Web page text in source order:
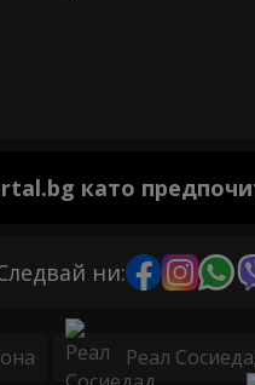
като
ни:
Реал